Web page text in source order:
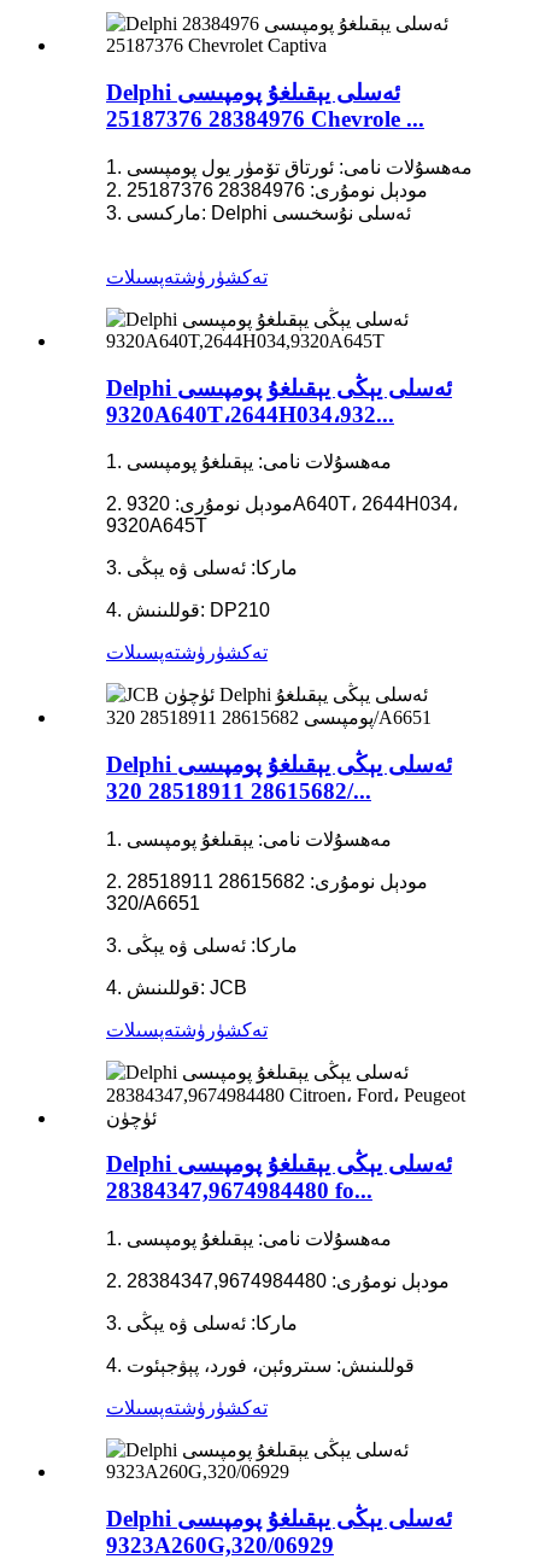
Delphi ئەسلى يېقىلغۇ پومپىسى
28384976 25187376 Chevrole ...
1. مەھسۇلات نامى: ئورتاق تۆمۈر يول پومپىسى
2. مودېل نومۇرى: 28384976 25187376
3. ماركىسى: Delphi ئەسلى نۇسخىسى
تەكشۈرۈشتەپسىلات
Delphi ئەسلى يېڭى يېقىلغۇ پومپىسى
9320A640T،2644H034،932...
1. مەھسۇلات نامى: يېقىلغۇ پومپىسى
2. مودېل نومۇرى: 9320A640T، 2644H034،
9320A645T
3. ماركا: ئەسلى ۋە يېڭى
4. قوللىنىش: DP210
تەكشۈرۈشتەپسىلات
Delphi ئەسلى يېڭى يېقىلغۇ پومپىسى
28615682 28518911 320/...
1. مەھسۇلات نامى: يېقىلغۇ پومپىسى
2. مودېل نومۇرى: 28615682 28518911
320/A6651
3. ماركا: ئەسلى ۋە يېڭى
4. قوللىنىش: JCB
تەكشۈرۈشتەپسىلات
Delphi ئەسلى يېڭى يېقىلغۇ پومپىسى
28384347,9674984480 fo...
1. مەھسۇلات نامى: يېقىلغۇ پومپىسى
2. مودېل نومۇرى: 28384347,9674984480
3. ماركا: ئەسلى ۋە يېڭى
4. قوللىنىش: سىتروئېن، فورد، پېۋجېئوت
تەكشۈرۈشتەپسىلات
Delphi ئەسلى يېڭى يېقىلغۇ پومپىسى
9323A260G,320/06929